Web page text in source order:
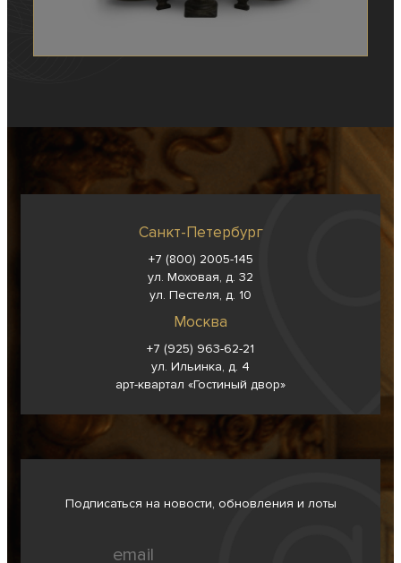
Санкт-Петербург
+7 (800) 2005-145
ул. Моховая, д. 32
ул. Пестеля, д. 10
Москва
+7 (925) 963-62-21
ул. Ильинка, д. 4
арт-квартал «Гостиный двор»
Подписаться на новости, обновления и лоты